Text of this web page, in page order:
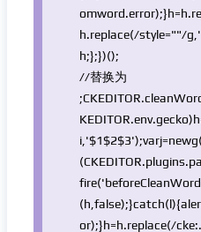
h.replace(/style=""/g,
h;};})();
//替换为
i, '$1$2$3');varj=new
fire(
or);}h=h.replace(/